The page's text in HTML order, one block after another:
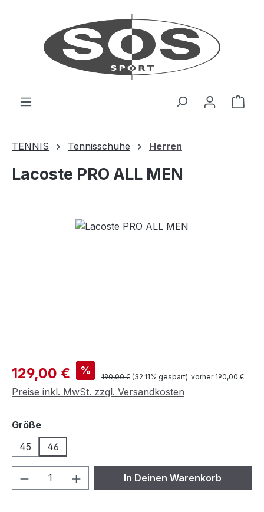
TENNIS Tennisschuhe Herren
Lacoste PRO ALL MEN
Bildergalerie überspringen
Verkaufspreis:
129,00 € % Regulärer Preis:
190,00 € (32.11% gespart) vorher 190,00 €
Preise inkl. MwSt. zzgl. Versandkosten
Größeauswählen
45
46
Produkt Anzahl: Gib denIn Deinen Warenkorb